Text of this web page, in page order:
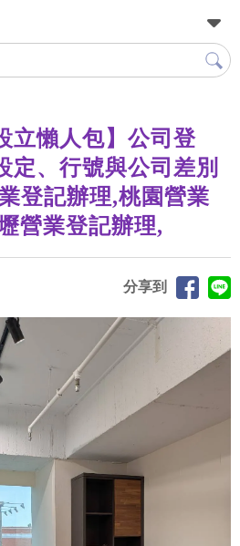
立懶人包】公司登
定、行號與公司差別
登記辦理,桃園營業
營業登記辦理,
分享到